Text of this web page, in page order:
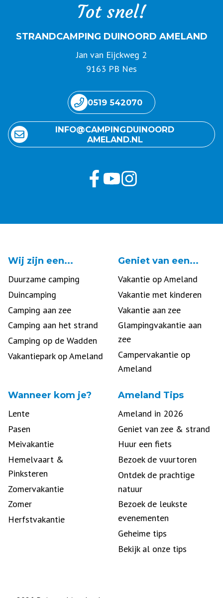
Tot snel!
STRANDCAMPING DUINOORD AMELAND
Jan van Eijckweg 2
9163 PB Nes
0519 542070
INFO@ CAMPING DUINOORD
AMELAND.NL
Wij zijn een...
Duurzame camping
Duincamping
Camping aan zee
Camping aan het strand
Camping op de Wadden
Vakantiepark op Ameland
Geniet van een...
Vakantie op Ameland
Vakantie met kinderen
Vakantie aan zee
Glampingvakantie aan
zee
Campervakantie op
Ameland
Wanneer kom je?
Lente
Pasen
Meivakantie
Hemelvaart &
Pinksteren
Zomervakantie
Zomer
Herfstvakantie
Ameland Tips
Ameland in 2026
Geniet van zee & strand
Huur een fiets
Bezoek de vuurtoren
Ontdek de prachtige
natuur
Bezoek de leukste
evenementen
Geheime tips
Bekijk al onze tips